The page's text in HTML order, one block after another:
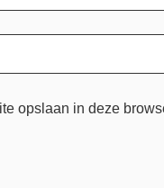
opslaan in deze